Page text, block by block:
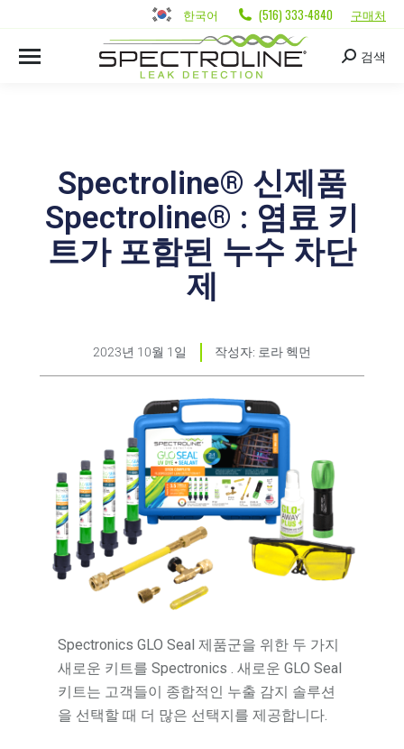
한국어 (516) 333-4840 구매처
검색
Spectroline® 신제품
Spectroline® : 염료 키
트가 포함된 누수 차단
제
2023년 10월 1일 작성자: 로라 헥먼
Spectronics GLO Seal 제품군을 위한 두 가지
새로운 키트를 Spectronics . 새로운 GLO Seal
키트는 고객들이 종합적인 누출 감지 솔루션
을 선택할 때 더 많은 선택지를 제공합니다.